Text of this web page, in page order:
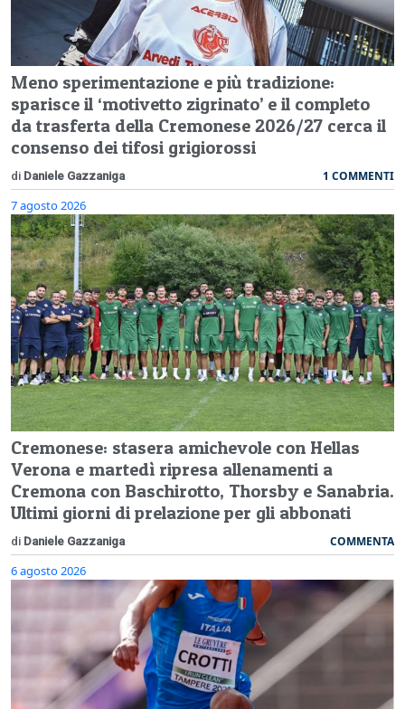
Meno sperimentazione e più tradizione:
sparisce il ‘motivetto zigrinato’ e il completo
da trasferta della Cremonese 2026/27 cerca il
consenso dei tifosi grigiorossi
di Daniele Gazzaniga 1 COMMENTI
7 agosto 2026
Cremonese: stasera amichevole con Hellas
Verona e martedì ripresa allenamenti a
Cremona con Baschirotto, Thorsby e Sanabria.
Ultimi giorni di prelazione per gli abbonati
di Daniele Gazzaniga COMMENTA
6 agosto 2026